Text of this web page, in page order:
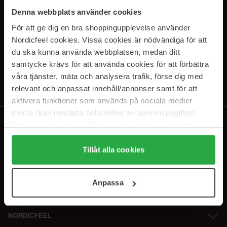
Denna webbplats använder cookies
För att ge dig en bra shoppingupplevelse använder
Nordicfeel cookies. Vissa cookies är nödvändiga för att
du ska kunna använda webbplatsen, medan ditt
samtycke krävs för att använda cookies för att förbättra
våra tjänster, mäta och analysera trafik, förse dig med
relevant och anpassat innehåll/annonser samt för att
aktivera funktioner som används på sociala medier
media (kan innefatta behandling av personuppgifter).
Genom att trycka på "Tillåt alla cookies" accepterar du
alla cookies, medan du under "Detaljer" kan anpassa
användningen av cookies. Du kan när som helst återkalla
samt vår Integritetspolicy.
Tillåt alla cookies
Anpassa
PRENUMERERA PÅ VÅRA
NYHETSBREV
Genom att prenumerera accepterar du vårIntegritetspolicy.
Avprenumerera när som helst.
NORDICFEEL